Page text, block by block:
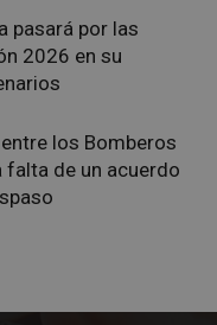
pasará por las
2026 en su
los Bomberos
falta de un acuerdo
minutos